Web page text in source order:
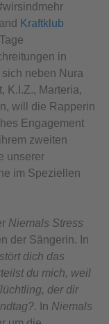
Kraftklub
in
neben Nura
K.I.Z., Marteria,
will die Rapperin
Engagement
zweiten
unserer
im Speziellen
Niemals Stress
der Sängerin. In
dich das
du mich, weil
der dir
. In Niemals